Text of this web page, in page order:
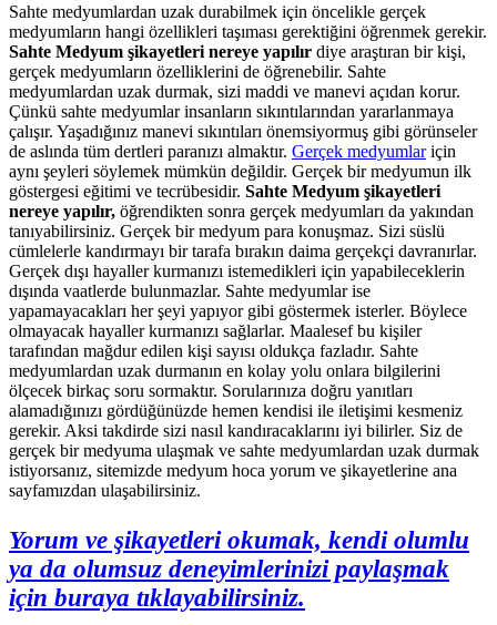
Sahte medyumlardan uzak durabilmek için öncelikle gerçek
medyumların hangi özellikleri taşıması gerektiğini öğrenmek gerekir.
Sahte Medyum şikayetleri nereye yapılır diye araştıran bir kişi,
gerçek medyumların özelliklerini de öğrenebilir. Sahte
medyumlardan uzak durmak, sizi maddi ve manevi açıdan korur.
Çünkü sahte medyumlar insanların sıkıntılarından yararlanmaya
çalışır. Yaşadığınız manevi sıkıntıları önemsiyormuş gibi görünseler
de aslında tüm dertleri paranızı almaktır. Gerçek medyumlariçin
aynı şeyleri söylemek mümkün değildir. Gerçek bir medyumun ilk
göstergesi eğitimi ve tecrübesidir. Sahte Medyum şikayetleri
nereye yapılır, öğrendikten sonra gerçek medyumları da yakından
tanıyabilirsiniz. Gerçek bir medyum para konuşmaz. Sizi süslü
cümlelerle kandırmayı bir tarafa bırakın daima gerçekçi davranırlar.
Gerçek dışı hayaller kurmanızı istemedikleri için yapabileceklerin
dışında vaatlerde bulunmazlar. Sahte medyumlar ise
yapamayacakları her şeyi yapıyor gibi göstermek isterler. Böylece
olmayacak hayaller kurmanızı sağlarlar. Maalesef bu kişiler
tarafından mağdur edilen kişi sayısı oldukça fazladır. Sahte
medyumlardan uzak durmanın en kolay yolu onlara bilgilerini
ölçecek birkaç soru sormaktır. Sorularınıza doğru yanıtları
alamadığınızı gördüğünüzde hemen kendisi ile iletişimi kesmeniz
gerekir. Aksi takdirde sizi nasıl kandıracaklarını iyi bilirler. Siz de
gerçek bir medyuma ulaşmak ve sahte medyumlardan uzak durmak
istiyorsanız, sitemizde medyum hoca yorum ve şikayetlerine ana
sayfamızdan ulaşabilirsiniz.
Yorum ve şikayetleri okumak, kendi olumlu
ya da olumsuz deneyimlerinizi paylaşmak
için buraya tıklayabilirsiniz.